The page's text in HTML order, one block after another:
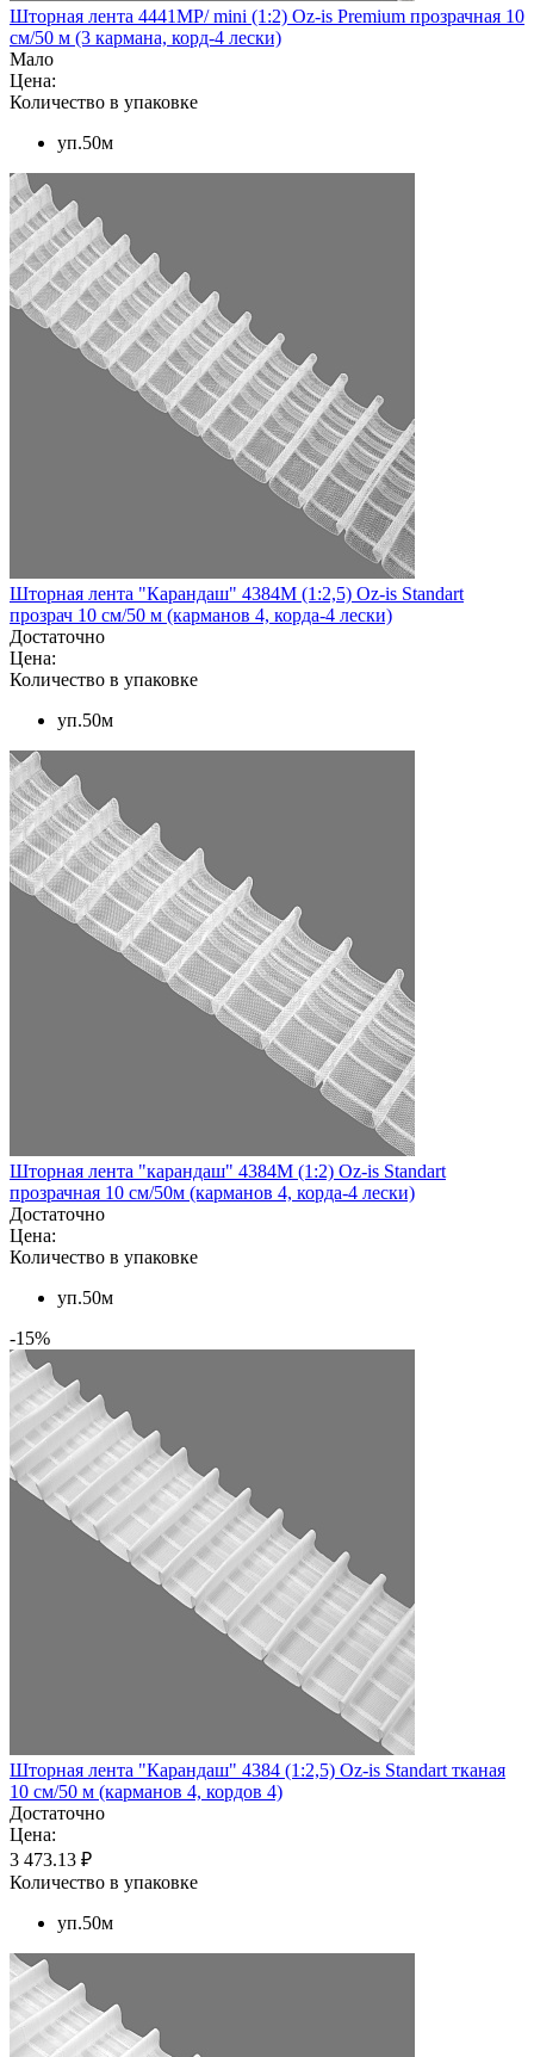
Шторная лента 4441MP/ mini (1:2) Oz-is Premium прозрачная 10
см/50 м (3 кармана, корд-4 лески)
Мало
Цена:
Количество в упаковке
уп.50м
Шторная лента "Карандаш" 4384M (1:2,5) Oz-is Standart
прозрач 10 см/50 м (карманов 4, корда-4 лески)
Достаточно
Цена:
Количество в упаковке
уп.50м
Шторная лента "карандаш" 4384M (1:2) Oz-is Standart
прозрачная 10 см/50м (карманов 4, корда-4 лески)
Достаточно
Цена:
Количество в упаковке
уп.50м
-15%
Шторная лента "Карандаш" 4384 (1:2,5) Oz-is Standart тканая
10 см/50 м (карманов 4, кордов 4)
Достаточно
Цена:
3 473.13 ₽
Количество в упаковке
уп.50м